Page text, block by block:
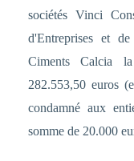
sociétés Vinci
d'Entreprises et
Ciments Calcia
282.553,50 euros
condamné aux
somme de 20.000